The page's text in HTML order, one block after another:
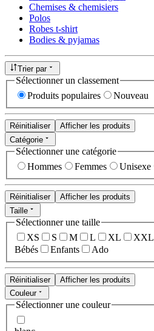
Chemises & chemisiers
Polos
Robes t-shirt
Bodies & pyjamas
Trier par
Sélectionner un classement
Produits populaires
Nouveau
Réinitialiser
Afficher les produits
Catégorie
Sélectionner une catégorie
Hommes
Femmes Unisexe
Réinitialiser
Afficher les produits
Taille
Sélectionner une taille
XS
S M L XL XXL
Bébés
Enfants Ado
Réinitialiser
Afficher les produits
Couleur
Sélectionner une couleur